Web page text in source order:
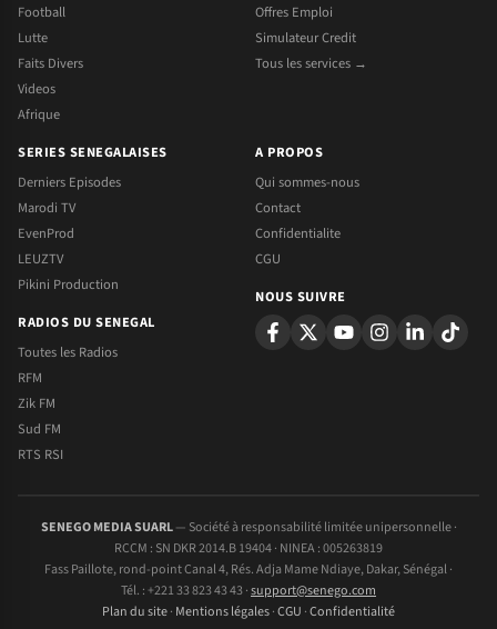
Football
Lutte
Faits Divers
Videos
Afrique
Offres Emploi
Simulateur Credit
Tous les services →
SERIES SENEGALAISES
Derniers Episodes
Marodi TV
EvenProd
LEUZTV
Pikini Production
RADIOS DU SENEGAL
Toutes les Radios
RFM
Zik FM
Sud FM
RTS RSI
A PROPOS
Qui sommes-nous
Contact
Confidentialite
CGU
NOUS SUIVRE
SENEGO MEDIA SUARL— Société à responsabilité limitée unipersonnelle ·
RCCM : SN DKR 2014.B 19404 · NINEA : 005263819
Fass Paillote, rond-point Canal 4, Rés. Adja Mame Ndiaye, Dakar, Sénégal ·
Tél. : +221 33 823 43 43 ·support@senego.com
Plan du site· Mentions légales·CGU ·Confidentialité